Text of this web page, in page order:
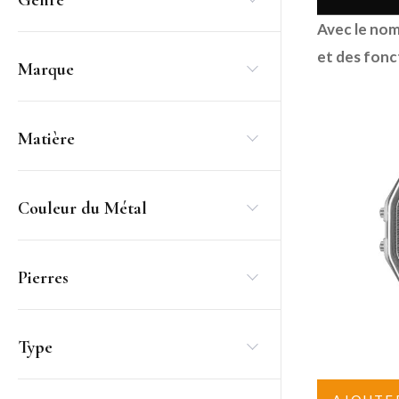
Marque
Matière
Couleur du Métal
Pierres
Type
Avec le
et des